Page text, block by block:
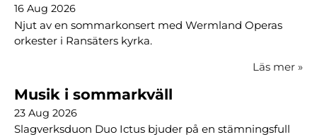
16 Aug 2026
Njut av en sommarkonsert med Wermland Operas
orkester i Ransäters kyrka.
Läs mer »
Musik i sommarkväll
23 Aug 2026
Slagverksduon Duo Ictus bjuder på en stämningsfull